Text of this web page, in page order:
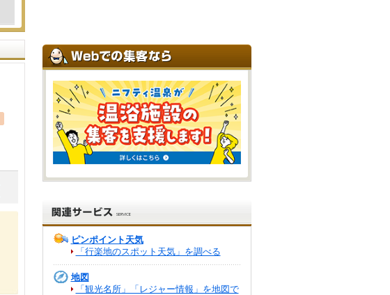
ピンポイント天気
「行楽地のスポット天気」を調べる
地図
「観光名所」「レジャー情報」を地図で